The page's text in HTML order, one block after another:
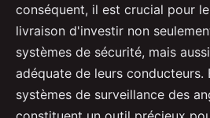
conséquent, il est crucial pour
livraison d'investir non
systèmes de sécurité, mais
adéquate de leurs conducteurs.
systèmes de surveillance des